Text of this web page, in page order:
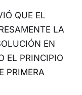
QUE EL
LA
EN
EL PRINCIPIO
PRIMERA